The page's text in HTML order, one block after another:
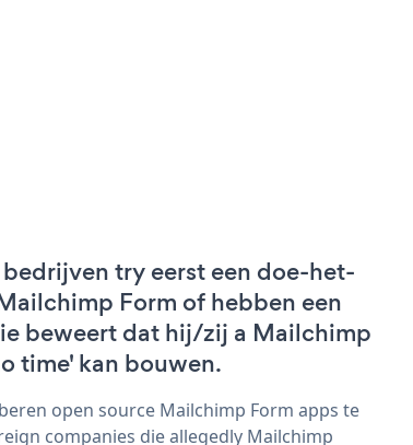
try eerst een doe-het-
Form of hebben een
beweert dat hij/zij a Mailchimp
time' kan bouwen.
open source Mailchimp Form apps te
companies die allegedly Mailchimp